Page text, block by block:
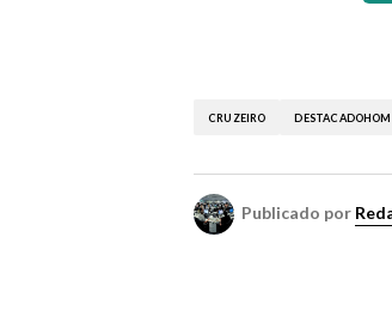
CRUZEIRO
Publicado por